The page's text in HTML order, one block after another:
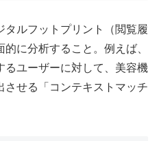
タルフットプリント（閲覧履
に分析すること。例えば、
るユーザーに対して、美容機
せる「コンテキストマッチ